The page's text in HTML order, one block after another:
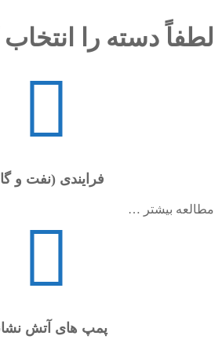
لطفاً دسته را انتخاب
فرایندی (نفت و
مطالعه بیشتر …
پمپ های آتش